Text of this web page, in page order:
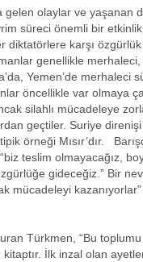
gelen olaylar ve yaşanan
süreci önemli bir etkinlik,
karşı özgürlük
genellikle
Yemen’de merhaleci
öncellikle var olmaya
silahlı mücadeleye
geçtiler. Suriye
örneği Mısır’dır.
teslim olmayacağız,
gideceğiz.” Bir
mücadeleyi kazanıyorlar”
Türkmen, “Bu
İlk inzal olan